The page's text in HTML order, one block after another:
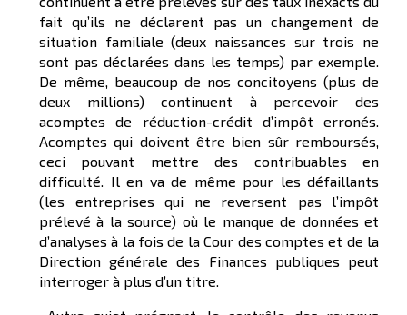
fait qu’ils ne déclarent pas un changement de
situation familiale (deux naissances sur trois ne
sont pas déclarées dans les temps) par exemple.
De même, beaucoup de nos concitoyens (plus de
deux millions) continuent à percevoir des
acomptes de réduction-crédit d’impôt erronés.
Acomptes qui doivent être bien sûr remboursés,
ceci pouvant mettre des contribuables en
difficulté. Il en va de même pour les défaillants
(les entreprises qui ne reversent pas l’impôt
prélevé à la source) où le manque de données et
d’analyses à la fois de la Cour des comptes et de la
Direction générale des Finances publiques peut
interroger à plus d’un titre.